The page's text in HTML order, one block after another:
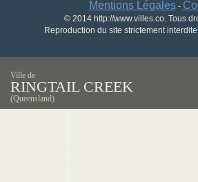
Mentions Légales-
© 2014 http://www.villes.co. Tous
Reproduction du site strictement
Ville de
RINGTAIL CREEK
(Queensland)